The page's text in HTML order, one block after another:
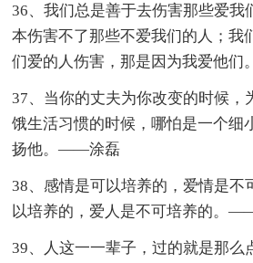
36、我们总是善于去伤害那些爱我
本伤害不了那些不爱我们的人；我
们爱的人伤害，那是因为我爱他
37、当你的丈夫为你改变的时候，
饿生活习惯的时候，哪怕是一个细
扬他。——涂磊
38、感情是可以培养的，爱情是不
以培养的，爱人是不可培养的。
39、人这一一辈子，过的就是那